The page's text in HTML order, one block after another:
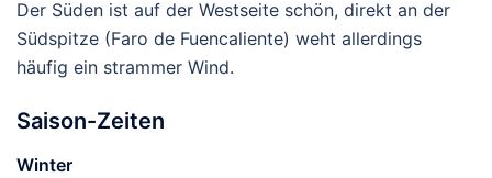
Der Süden ist auf der Westseite schön, direkt an der
Südspitze (Faro de Fuencaliente) weht allerdings
häufig ein strammer Wind.
Saison-Zeiten
Winter